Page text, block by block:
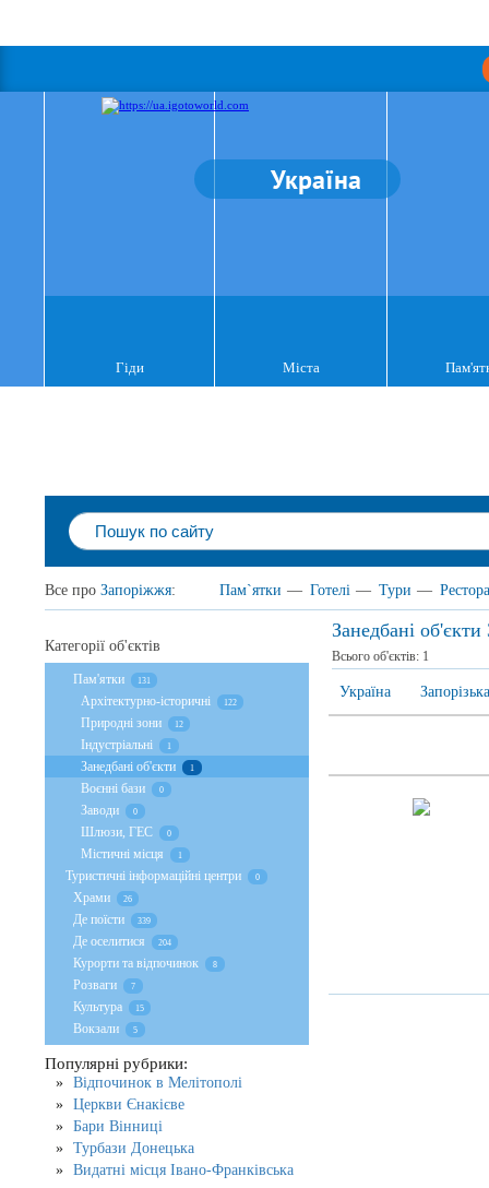
Україна
Гіди Міста
Все про Запоріжжя: Пам`ятки — Готелі — Тури —
Занедбані
Всього об'єктів: 1
Україна
Категорії об'єктів
Пам'ятки 131
Архітектурно-історичні 122
Природні зони 12
Індустріальні 1
Занедбані об'єкти 1
Воєнні бази 0
Заводи 0
Шлюзи, ГЕС 0
Містичні місця 1
Туристичні інформаційні центри 0
Храми 26
Де поїсти 339
Де оселитися 204
Курорти та відпочинок 8
Розваги 7
Культура 15
Вокзали 5
Популярні рубрики:
Відпочинок в Мелітополі
Церкви Єнакієве
Бари Вінниці
Турбази Донецька
Видатні місця Івано-Франківська